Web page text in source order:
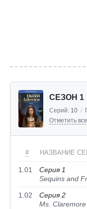
СЕЗОН 1
Серий: 10 /
Отметить
# НАЗВАНИЕ
1.01
Серия 1
Sequins and
1.02
Серия 2
Ms. Claremore